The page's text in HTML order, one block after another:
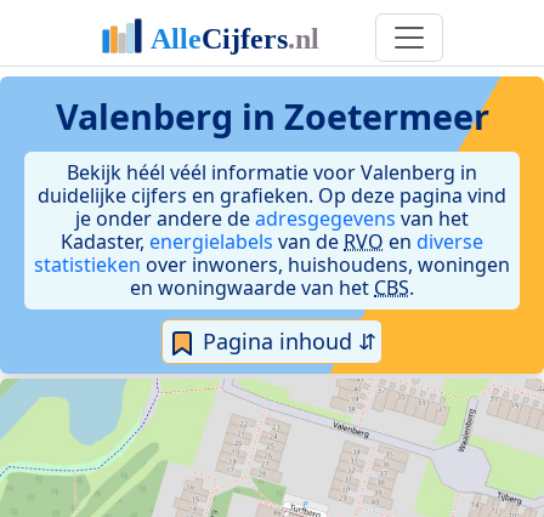
Valenberg in Zoetermeer
Bekijk héél véél informatie voor Valenberg in
duidelijke cijfers en grafieken. Op deze pagina vind
je onder andere deadresgegevens van het
Kadaster, energielabels van de RVO en diverse
statistieken over inwoners, huishoudens, woningen
en woningwaarde van het CBS.
Pagina inhoud ⇵